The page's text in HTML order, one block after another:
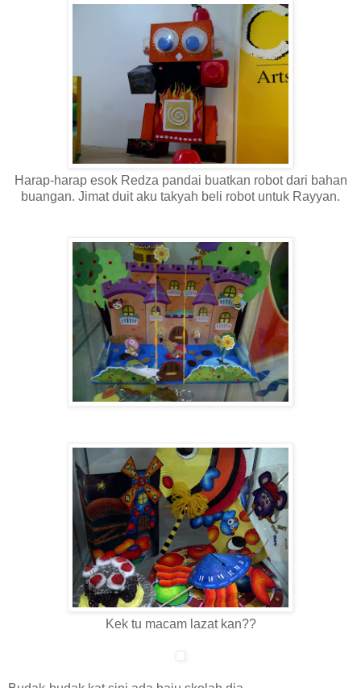
Harap-harap esok Redza pandai buatkan robot dari bahan
buangan. Jimat duit aku takyah beli robot untuk Rayyan.
Kek tu macam lazat kan??